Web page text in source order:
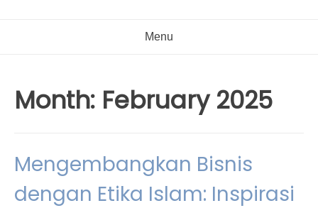
Menu
Month: February 2025
Mengembangkan Bisnis
dengan Etika Islam: Inspirasi